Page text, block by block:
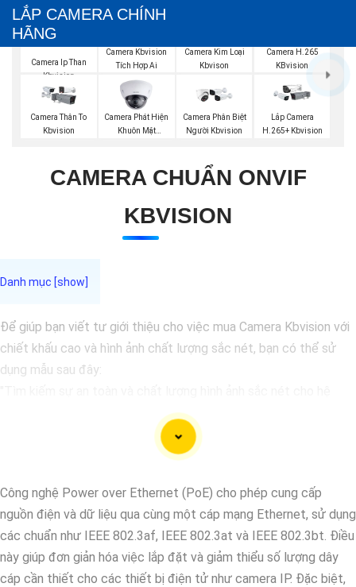
LẮP CAMERA CHÍNH
HÃNG
Camera Ip Than
Kbvision
Camera Kbvision
Tích Hợp Ai
Camera Kim Loại
Kbvison
Camera H.265
KBvision
Camera Thân To
Kbvision
Camera Phát Hiện
Khuôn Mặt
Camera Phân Biệt
Người Kbvision
Lắp Camera
H.265+ Kbvision
CAMERA CHUẨN ONVIF
KBVISION
Để giúp bạn viết tư giới thiệu cho việc mua Camera Kbvision với
chiết khấu cao và hình ảnh chất lượng sắc nét, bạn có thể sử
dụng mẫu sau đây:
thống giám sát của bạn? Hãy đến với Camera Kbvision - thương
hiệu uy tín với chiết khấu cao. Với công nghệ hàng đầu, Camera
Kbvision mang đến cho bạn hình ảnh chất lượng cao, rõ nét và
sự giám sát chuyên nghiệp. Hãy đầu tư vào Camera Kbvision và
yên tâm bảo vệ gia đình và tài sản của bạn ngay hôm nay!"
Bạn có thể điều chỉnh và thêm vào nội dung trên để phù hợp với
nhu cầu cụ thể của bạn. Chúc bạn thành công!
Công nghệ Power over Ethernet (PoE) cho phép cung cấp
nguồn điện và dữ liệu qua cùng một cáp mạng Ethernet, sử dụng
các chuẩn như IEEE 802.3af, IEEE 802.3at và IEEE 802.3bt. Điều
này giúp đơn giản hóa việc lắp đặt và giảm thiểu số lượng dây
cáp cần thiết cho các thiết bị điện tử như camera IP. Đặc biệt,